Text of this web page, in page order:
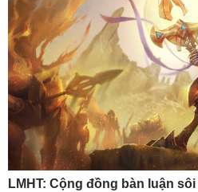
LMHT: Cộng đồng bàn luận